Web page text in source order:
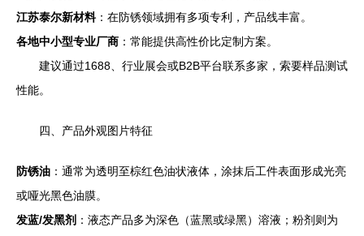
江苏泰尔新材料：在防锈领域拥有多项专利，产品线丰富。
各地中小型专业厂商 ：常能提供高性价比定制方案。
建议通过1688、行业展会或B2B平台联系多家，索要样品测试
性能。
四、产品外观图片特征
防锈油 ：通常为透明至棕红色油状液体，涂抹后工件表面形成光亮
或哑光黑色油膜。
发蓝/发黑剂 ：液态产品多为深色（蓝黑或绿黑）溶液；粉剂则为